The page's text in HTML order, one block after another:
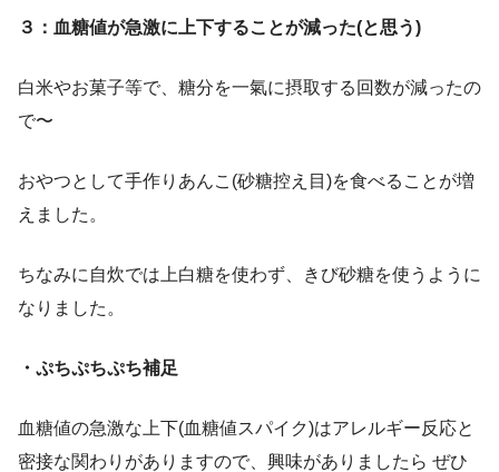
３：血糖値が急激に上下することが減った(と思う)
白米やお菓子等で、糖分を一氣に摂取する回数が減ったの
で〜
おやつとして手作りあんこ(砂糖控え目)を食べることが増
えました。
ちなみに自炊では上白糖を使わず、きび砂糖を使うように
なりました。
・ぷちぷちぷち補足
血糖値の急激な上下(血糖値スパイク)はアレルギー反応と
密接な関わりがありますので、興味がありましたら ぜひ